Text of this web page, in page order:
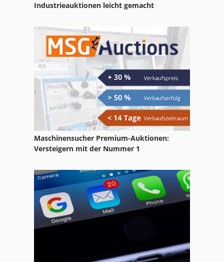
Promecam
Promecam Rg 103
Promecam Rg 50
Promecam Rg 50 20
Industrieauktionen leicht gemacht
Maschinensucher Premium-Auktionen:
Versteigern mit der Nummer 1